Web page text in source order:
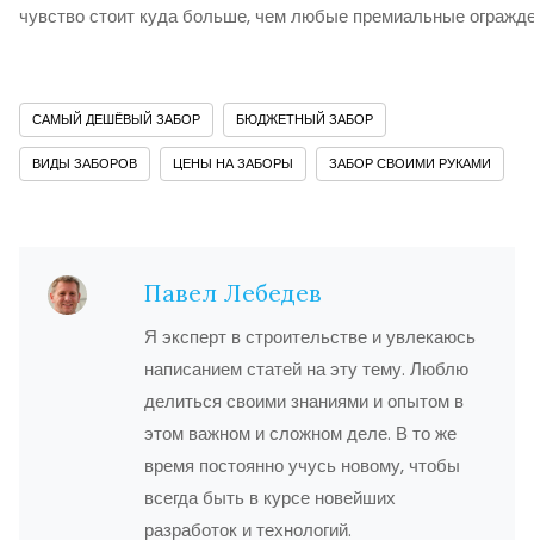
чувство стоит куда больше, чем любые премиальные
САМЫЙ ДЕШЁВЫЙ ЗАБОР БЮДЖЕТНЫЙ ЗАБОР
ВИДЫ ЗАБОРОВ ЦЕНЫ НА ЗАБОРЫ ЗАБОР СВОИМИ РУКАМИ
Павел Лебедев
Я эксперт в строительстве и увлекаюсь
написанием статей на эту тему. Люблю
делиться своими знаниями и опытом в
этом важном и сложном деле. В то же
время постоянно учусь новому, чтобы
всегда быть в курсе новейших
разработок и технологий.